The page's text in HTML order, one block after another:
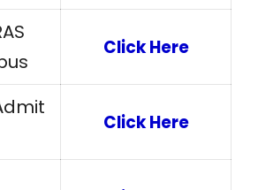
Click Here
Click Here